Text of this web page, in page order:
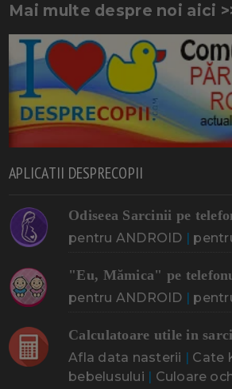
Mai multe despre noi aici
APLICATII DESPRECOPII
Odiseea Sarcinii pe
pentru ANDROID |
"Eu, Mămica" pe
pentru ANDROID |
Calculatoare utile in
Afla data nasterii | Cate
bebelusului | Culoare